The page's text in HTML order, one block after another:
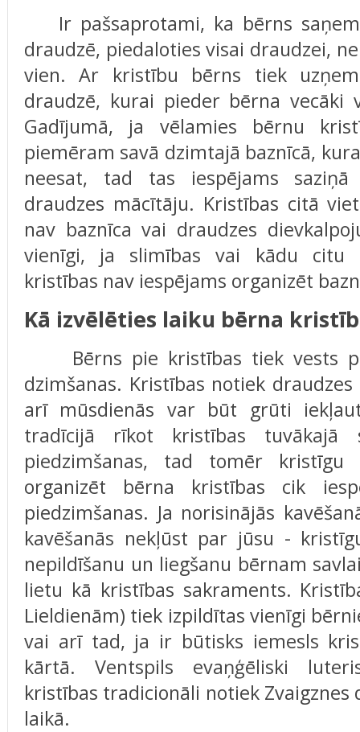
Ir pašsaprotami, ka bērns
draudzē, piedaloties visai draudzei,
vien. Ar kristību bērns tiek
draudzē, kurai pieder bērna vecāki
Gadījumā, ja vēlamies bērnu
piemēram savā dzimtajā baznīcā,
neesat, tad tas iespējams
draudzes mācītāju. Kristības citā
nav baznīca vai draudzes
vienīgi, ja slimības vai kādu citu
kristības nav iespējams organizēt
Kā izvēlēties laiku bērna
Bērns pie kristības tiek vests
dzimšanas. Kristības notiek
arī mūsdienās var būt grūti
tradīcijā rīkot kristības tuvākajā
piedzimšanas, tad tomēr kristīgu
organizēt bērna kristības cik
piedzimšanas. Ja norisinājās
kavēšanās nekļūst par jūsu -
nepildīšanu un liegšanu bērnam
lietu kā kristības sakraments.
Lieldienām) tiek izpildītas vienīgi
vai arī tad, ja ir būtisks iemesls
kārtā. Ventspils evaņģēliski
kristības tradicionāli notiek Zvaigznes
laikā.